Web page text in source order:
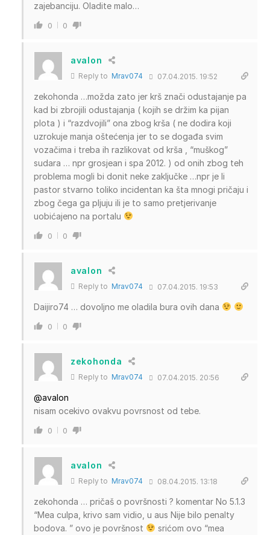
zajebanciju. Oladite malo…
0 0
avalon
Reply to Mrav074 07.04.2015. 19:52
zekohonda …možda zato jer krš znači odustajanje pa
kad bi zbrojili odustajanja ( kojih se držim ka pijan
plota ) i “razdvojili” ona zbog krša ( ne dodira koji
uzrokuje manja oštećenja jer to se događa svim
vozačima i treba ih razlikovat od krša , “muškog”
sudara … npr grosjean i spa 2012. ) od onih zbog teh
problema mogli bi donit neke zaključke …npr je li
pastor stvarno toliko incidentan ka šta mnogi pričaju i
zbog čega ga pljuju ili je to samo pretjerivanje
uobićajeno na portalu
0 0
avalon
Reply to Mrav074 07.04.2015. 19:53
Daijiro74 … dovoljno me oladila bura ovih dana
0 0
zekohonda
Reply to Mrav074 07.04.2015. 20:56
@avalon
nisam ocekivo ovakvu povrsnost od tebe.
0 0
avalon
Reply to Mrav074 08.04.2015. 13:18
zekohonda … pričaš o površnosti ? komentar No 5.1.3
“Mea culpa, krivo sam vidio, u aus Nije bilo penalty
bodova. ” ovo je površnost
srićom ovo “mea